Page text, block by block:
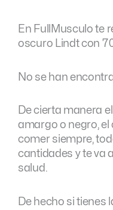
En FullMusculo te
oscuro Lindt con
No se han
De cierta manera
amargo o negro, el
comer siempre,
cantidades y te va
salud.
De hecho si tienes